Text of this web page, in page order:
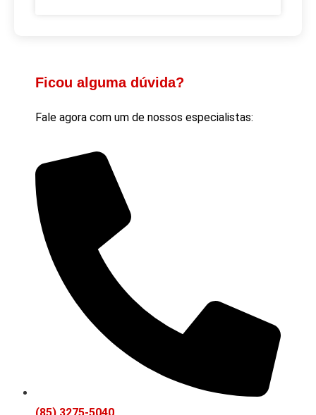
Ficou alguma dúvida?
Fale agora com um de nossos especialistas: